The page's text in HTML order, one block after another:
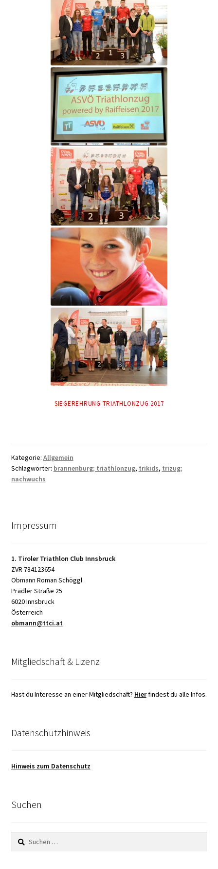
SIEGEREHRUNG TRIATHLONZUG 2017
Kategorie: Allgemein
Schlagwörter: brannenburg; triathlonzug, trikids, trizug;
nachwuchs
Impressum
1. Tiroler Triathlon Club Innsbruck
ZVR 784123654
Obmann Roman Schöggl
Pradler Straße 25
6020 Innsbruck
Österreich
obmann@ttci.at
Mitgliedschaft & Lizenz
Hast du Interesse an einer Mitgliedschaft? Hierfindest du alle Infos.
Datenschutzhinweis
Hinweis zum Datenschutz
Suchen
Suchen
nach: